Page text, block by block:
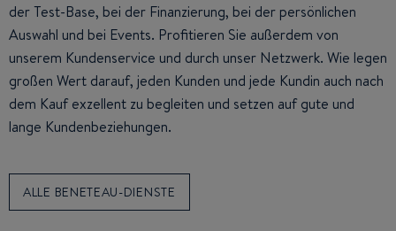
der Test-Base, bei der Finanzierung, bei der persönlichen
Auswahl und bei Events. Profitieren Sie außerdem von
unserem Kundenservice und durch unser Netzwerk. Wie legen
großen Wert darauf, jeden Kunden und jede Kundin auch nach
dem Kauf exzellent zu begleiten und setzen auf gute und
lange Kundenbeziehungen.
ALLE BENETEAU-DIENSTE